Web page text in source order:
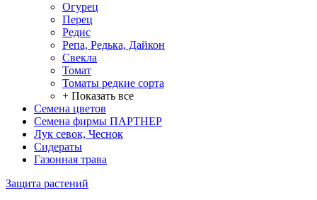
Огурец
Перец
Редис
Репа, Редька, Дайкон
Свекла
Томат
Томаты редкие сорта
+ Показать все
Семена цветов
Семена фирмы ПАРТНЕР
Лук севок, Чеснок
Сидераты
Газонная трава
Защита растений